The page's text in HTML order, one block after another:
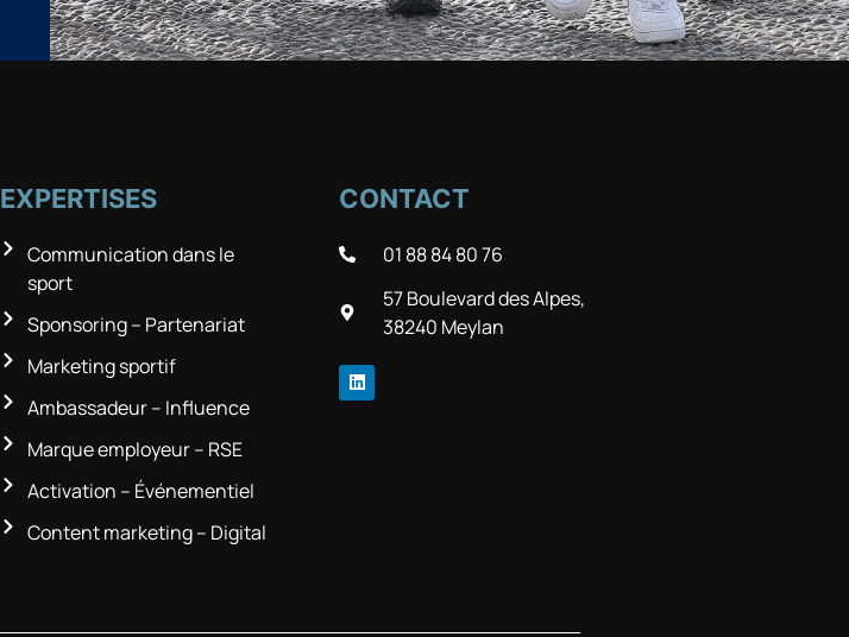
EXPERTISES
Communication dans le
sport
Sponsoring – Partenariat
Marketing sportif
Ambassadeur – Influence
Marque employeur – RSE
Activation – Événementiel
Content marketing – Digital
CONTACT
01 88 84 80 76
57 Boulevard des Alpes,
38240 Meylan